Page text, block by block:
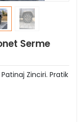
Serme
Zinciri. Pratik